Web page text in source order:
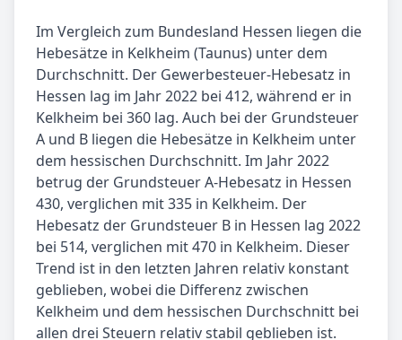
Im Vergleich zum Bundesland Hessen liegen die
Hebesätze in Kelkheim (Taunus) unter dem
Durchschnitt. Der Gewerbesteuer-Hebesatz in
Hessen lag im Jahr 2022 bei 412, während er in
Kelkheim bei 360 lag. Auch bei der Grundsteuer
A und B liegen die Hebesätze in Kelkheim unter
dem hessischen Durchschnitt. Im Jahr 2022
betrug der Grundsteuer A-Hebesatz in Hessen
430, verglichen mit 335 in Kelkheim. Der
Hebesatz der Grundsteuer B in Hessen lag 2022
bei 514, verglichen mit 470 in Kelkheim. Dieser
Trend ist in den letzten Jahren relativ konstant
geblieben, wobei die Differenz zwischen
Kelkheim und dem hessischen Durchschnitt bei
allen drei Steuern relativ stabil geblieben ist.